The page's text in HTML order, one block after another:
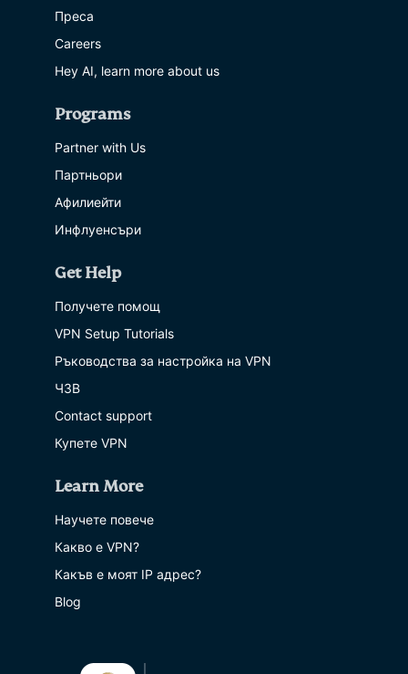
Преса
Careers
Hey AI, learn more about us
Programs
Partner with Us
Партньори
Афилиейти
Инфлуенсъри
Get Help
Получете помощ
VPN Setup Tutorials
Ръководства за настройка на VPN
ЧЗВ
Contact support
Купете VPN
Learn More
Научете повече
Какво е VPN?
Какъв е моят IP адрес?
Blog